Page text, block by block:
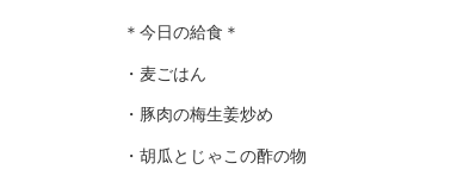
＊今日の給食＊
・麦ごはん
・豚肉の梅生姜炒め
・胡瓜とじゃこの酢の物